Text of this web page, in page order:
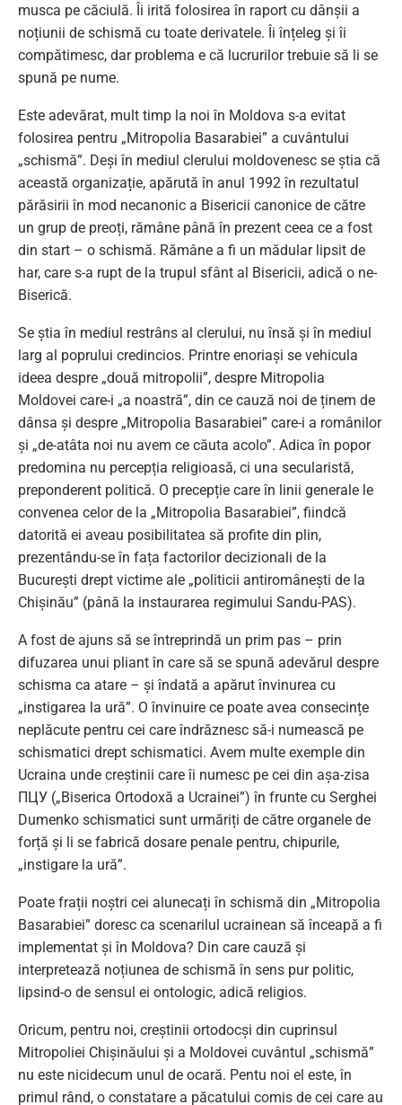
musca pe căciulă. Îi irită folosirea în raport cu dânșii a
noțiunii de schismă cu toate derivatele. Îi înțeleg și îi
compătimesc, dar problema e că lucrurilor trebuie să li se
spună pe nume.
Este adevărat, mult timp la noi în Moldova s-a evitat
folosirea pentru „Mitropolia Basarabiei” a cuvântului
„schismă”. Deși în mediul clerului moldovenesc se știa că
această organizație, apărută în anul 1992 în rezultatul
părăsirii în mod necanonic a Bisericii canonice de către
un grup de preoți, rămâne până în prezent ceea ce a fost
din start – o schismă. Rămâne a fi un mădular lipsit de
har, care s-a rupt de la trupul sfânt al Bisericii, adică o ne-
Biserică.
Se știa în mediul restrâns al clerului, nu însă și în mediul
larg al poprului credincios. Printre enoriași se vehicula
ideea despre „două mitropolii”, despre Mitropolia
Moldovei care-i „a noastră”, din ce cauză noi de ținem de
dânsa și despre „Mitropolia Basarabiei” care-i a românilor
și „de-atâta noi nu avem ce căuta acolo”. Adica în popor
predomina nu percepția religioasă, ci una secularistă,
preponderent politică. O precepție care în linii generale le
convenea celor de la „Mitropolia Basarabiei”, fiindcă
datorită ei aveau posibilitatea să profite din plin,
prezentându-se în fața factorilor decizionali de la
București drept victime ale „politicii antiromânești de la
Chișinău” (până la instaurarea regimului Sandu-PAS).
A fost de ajuns să se întreprindă un prim pas – prin
difuzarea unui pliant în care să se spună adevărul despre
schisma ca atare – și îndată a apărut învinurea cu
„instigarea la ură”. O învinuire ce poate avea consecințe
neplăcute pentru cei care îndrăznesc să-i numească pe
schismatici drept schismatici. Avem multe exemple din
Ucraina unde creștinii care îi numesc pe cei din așa-zisa
ПЦУ („Biserica Ortodoxă a Ucrainei”) în frunte cu Serghei
Dumenko schismatici sunt urmăriți de către organele de
forță și li se fabrică dosare penale pentru, chipurile,
„instigare la ură”.
Poate frații noștri cei alunecați în schismă din „Mitropolia
Basarabiei” doresc ca scenarilul ucrainean să înceapă a fi
implementat și în Moldova? Din care cauză și
interpretează noțiunea de schismă în sens pur politic,
lipsind-o de sensul ei ontologic, adică religios.
Oricum, pentru noi, creștinii ortodocși din cuprinsul
Mitropoliei Chișinăului și a Moldovei cuvântul „schismă”
nu este nicidecum unul de ocară. Pentu noi el este, în
primul rând, o constatare a păcatului comis de cei care au